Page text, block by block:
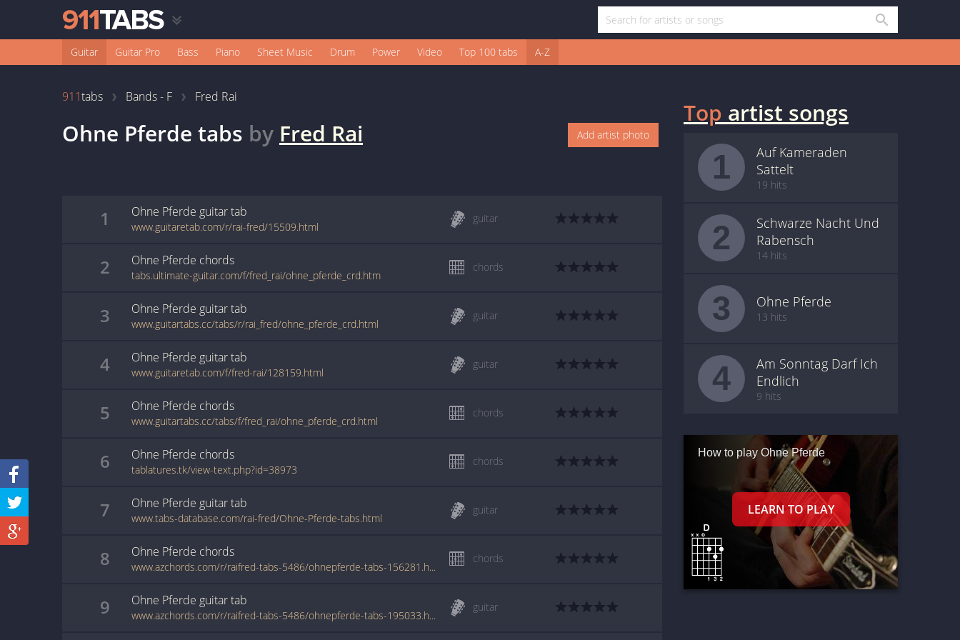
Guitar Guitar Pro Bass Piano Sheet Music Drum Power Video Top 100 tabs A-Z
911tabs Bands - F Fred Rai
Ohne Pferde tabs by Fred Rai Add artist photo
1 Ohne Pferde guitartab
www.guitaretab.com/r/rai-fred/15509.html
guitar
2 Ohne Pferde chords
tabs.ultimate-guitar.com/f/fred_rai/ohne_pferde_crd.htm
chords
3 Ohne Pferde guitartab
www.guitartabs.cc/tabs/r/rai_fred/ohne_pferde_crd.html
guitar
4 Ohne Pferde guitartab
www.guitaretab.com/f/fred-rai/128159.html
guitar
5 Ohne Pferde chords
www.guitartabs.cc/tabs/f/fred_rai/ohne_pferde_crd.html
chords
6 Ohne Pferde chords
tablatures.tk/view-text.php?id=38973
chords
7 Ohne Pferde guitartab
www.tabs-database.com/rai-fred/Ohne-Pferde-tabs.html
guitar
8 Ohne Pferde chords
www.azchords.com/r/raifred-tabs-5486/ohnepferde-tabs-156281.html
chords
9 Ohne Pferde guitartab
www.azchords.com/r/raifred-tabs-5486/ohnepferde-tabs-195033.html
guitar
Top artist songs
1
Auf Kameraden
Sattelt
19 hits
2
Schwarze Nacht Und
Rabensch
14 hits
3 Ohne Pferde
13 hits
4
Am Sonntag Darf Ich
Endlich
9 hits
How to play Ohne Pferde